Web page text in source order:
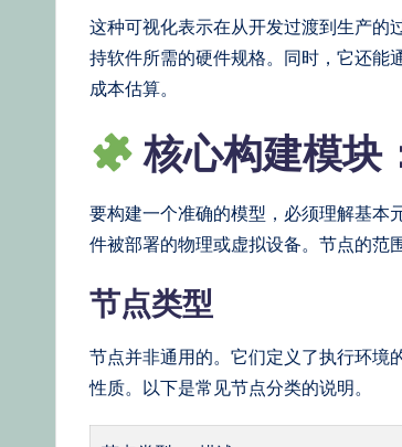
U这种可视化表示在从开发过渡到生产的
持软件所需的硬件规格。同时，它还能
成本估算。
核心构建模块
要构建一个准确的模型，必须理解基本
件被部署的物理或虚拟设备。节点的范
节点类型
节点并非通用的。它们定义了执行环境
性质。以下是常见节点分类的说明。